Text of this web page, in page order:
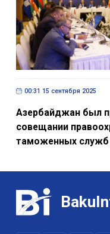
00:31 15 сентября 2025
Азербайджан был
совещании
таможенных служб